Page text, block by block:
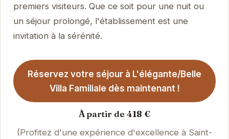
premiers visiteurs. Que ce soit pour une nuit ou
un séjour prolongé, l'établissement est une
invitation à la sérénité.
Réservez votre séjour à L'élégante/Belle
Villa Familiale dès maintenant !
À partir de 418 €
(Profitez d'une expérience d'excellence à Saint-